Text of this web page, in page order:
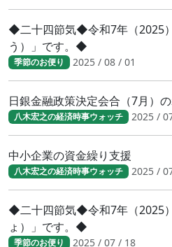
◆二十四節気◆令和7年（2025
う）」です。◆
季節のお便り 2025 / 08 / 01
日銀金融政策決定会合（7月）
八木宏之の経済時事ウォッチ 2025 /
中小企業の資金繰り支援
八木宏之の経済時事ウォッチ 2025 /
◆二十四節気◆令和7年（2025
ょ）」です。◆
季節のお便り 2025 / 07 / 18